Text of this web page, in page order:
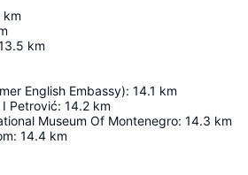
km
km
English Embassy): 14.1 km
Petrović: 14.2 km
Museum Of Montenegro: 14.3 km
: 14.4 km